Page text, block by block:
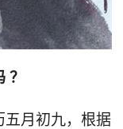
月初九，根据